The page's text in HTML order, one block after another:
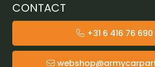
CONTACT
+31 6 416 76 690